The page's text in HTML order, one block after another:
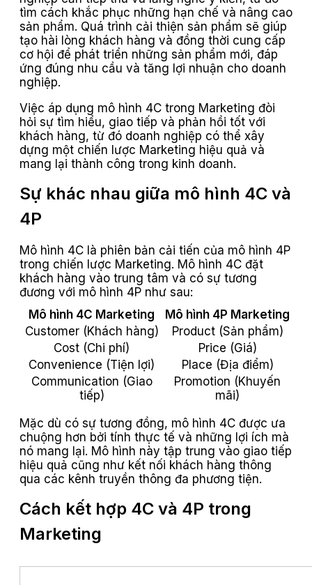
tìm cách khắc phục những hạn chế và nâng cao
sản phẩm. Quá trình cải thiện sản phẩm sẽ giúp
tạo hài lòng khách hàng và đồng thời cung cấp
cơ hội để phát triển những sản phẩm mới, đáp
ứng đúng nhu cầu và tăng lợi nhuận cho doanh
nghiệp.
Việc áp dụng mô hình 4C trong Marketing đòi
hỏi sự tìm hiểu, giao tiếp và phản hồi tốt với
khách hàng, từ đó doanh nghiệp có thể xây
dựng một chiến lược Marketing hiệu quả và
mang lại thành công trong kinh doanh.
Sự khác nhau giữa mô hình 4C và
4P
Mô hình 4C là phiên bản cải tiến của mô hình 4P
trong chiến lược Marketing. Mô hình 4C đặt
khách hàng vào trung tâm và có sự tương
đương với mô hình 4P như sau:
Mô hình 4C Marketing
Mô hình 4P Marketing
Customer (Khách hàng)
Product (Sản phẩm)
Cost (Chi phí)
Price (Giá)
Convenience (Tiện lợi)
Place (Địa điểm)
Communication (Giao
tiếp)
Promotion (Khuyến
mãi)
Mặc dù có sự tương đồng, mô hình 4C được ưa
chuộng hơn bởi tính thực tế và những lợi ích mà
nó mang lại. Mô hình này tập trung vào giao tiếp
hiệu quả cũng như kết nối khách hàng thông
qua các kênh truyền thông đa phương tiện.
Cách kết hợp 4C và 4P trong
Marketing